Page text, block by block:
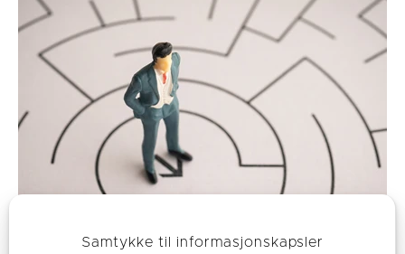
Samtykke til informasjonskapsler